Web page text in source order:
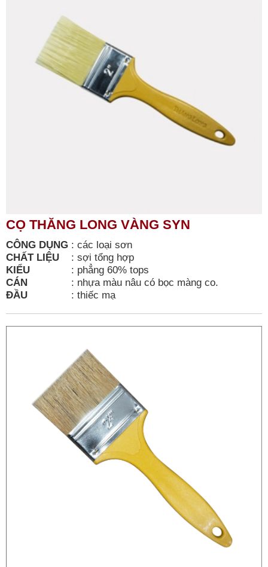
CỌ THĂNG LONG VÀNG SYN
CÔNG DỤNG : các loại sơn
CHẤT LIỆU
: sợi tổng hợp
KIỂU
: phẳng 60% tops
CÁN
: nhựa màu nâu có bọc màng co.
ĐẦU
: thiếc mạ